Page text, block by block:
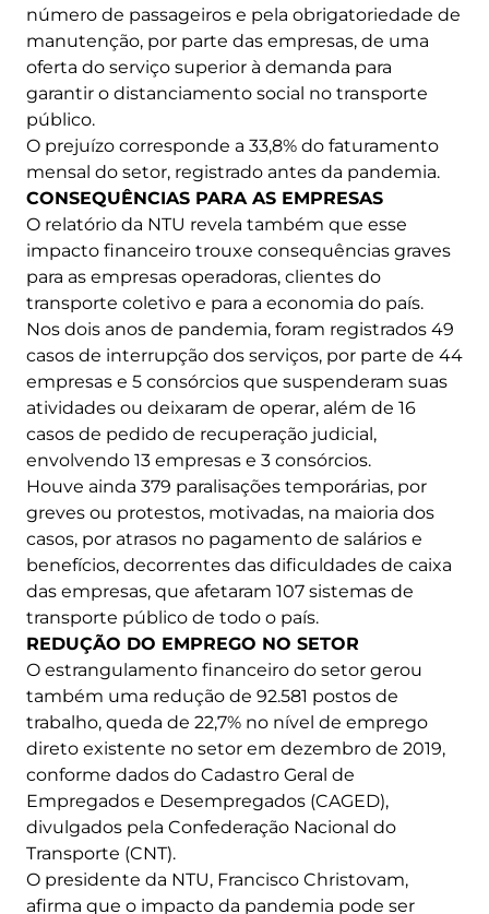
número de passageiros e pela obrigatoriedade de
manutenção, por parte das empresas, de uma
oferta do serviço superior à demanda para
garantir o distanciamento social no transporte
público.
O prejuízo corresponde a 33,8% do faturamento
mensal do setor, registrado antes da pandemia.
CONSEQUÊNCIAS PARA AS EMPRESAS
O relatório da NTU revela também que esse
impacto financeiro trouxe consequências graves
para as empresas operadoras, clientes do
transporte coletivo e para a economia do país.
Nos dois anos de pandemia, foram registrados 49
casos de interrupção dos serviços, por parte de 44
empresas e 5 consórcios que suspenderam suas
atividades ou deixaram de operar, além de 16
casos de pedido de recuperação judicial,
envolvendo 13 empresas e 3 consórcios.
Houve ainda 379 paralisações temporárias, por
greves ou protestos, motivadas, na maioria dos
casos, por atrasos no pagamento de salários e
benefícios, decorrentes das dificuldades de caixa
das empresas, que afetaram 107 sistemas de
transporte público de todo o país.
REDUÇÃO DO EMPREGO NO SETOR
O estrangulamento financeiro do setor gerou
também uma redução de 92.581 postos de
trabalho, queda de 22,7% no nível de emprego
direto existente no setor em dezembro de 2019,
conforme dados do Cadastro Geral de
Empregados e Desempregados (CAGED),
divulgados pela Confederação Nacional do
Transporte (CNT).
O presidente da NTU, Francisco Christovam,
afirma que o impacto da pandemia pode ser